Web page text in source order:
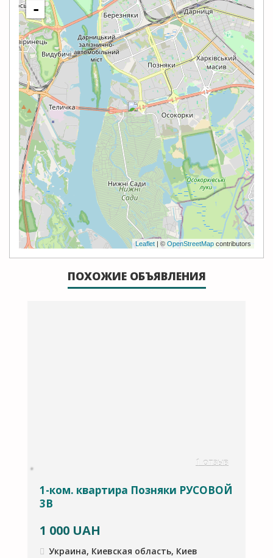
-
Leaflet | © OpenStreetMap contributors
ПОХОЖИЕ ОБЪЯВЛЕНИЯ
1 отзыв
1-ком. квартира Позняки РУСОВОЙ
3В
1 000 UAH
Украина, Киевская область, Киев